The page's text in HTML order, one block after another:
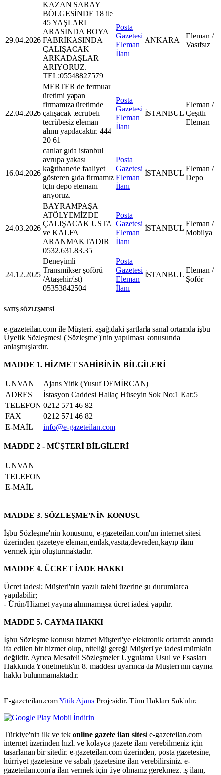
29.04.2026
KAZAN SARAY
BÖLGESİNDE 18 ile
45 YAŞLARI
ARASINDA BOYA
FABRİKASINDA
ÇALIŞACAK
ARKADAŞLAR
ARIYORUZ.
TEL:05548827579
Posta
Gazetesi
Eleman
İlanı
ANKARA
Eleman /
Vasıfsız
22.04.2026
MERTER de fermuar
üretimi yapan
firmamıza üretimde
çalışacak tecrübeli
tecrübesiz eleman
alımı yapılacaktır. 444
20 61
Posta
Gazetesi
Eleman
İlanı
İSTANBUL
Eleman /
Çeşitli
Eleman
16.04.2026
canlar gıda istanbul
avrupa yakası
kağıthanede faaliyet
gösteren gıda firmamız
için depo elemanı
arıyoruz.
Posta
Gazetesi
Eleman
İlanı
İSTANBUL
Eleman /
Depo
24.03.2026
BAYRAMPAŞA
ATÖLYEMİZDE
ÇALIŞACAK USTA
ve KALFA
ARANMAKTADIR.
0532.631.83.35
Posta
Gazetesi
Eleman
İlanı
İSTANBUL
Eleman /
Mobilya
24.12.2025
Deneyimli
Transmikser şoförü
/Ataşehir/ist)
05353842504
Posta
Gazetesi
Eleman
İlanı
İSTANBUL
Eleman /
Şoför
SATIŞ SÖZLEŞMESİ
e-gazeteilan.com ile Müşteri, aşağıdaki şartlarla sanal ortamda işbu
Üyelik Sözleşmesi ('Sözleşme')'nin yapılması konusunda
anlaşmışlardır.
MADDE 1. HİZMET SAHİBİNİN BİLGİLERİ
UNVAN
Ajans Yitik (Yusuf DEMİRCAN)
ADRES
İstasyon Caddesi Hallaç Hüseyin Sok No:1 Kat:5
TELEFON 0212 571 46 82
FAX
0212 571 46 82
E-MAİL
info@e-gazeteilan.com
MADDE 2 - MÜŞTERİ BİLGİLERİ
UNVAN
TELEFON
E-MAİL
MADDE 3. SÖZLEŞME'NİN KONUSU
İşbu Sözleşme'nin konusunu, e-gazeteilan.com'un internet sitesi
üzerinden gazeteye eleman,emlak,vasıta,devreden,kayıp ilanı
vermek için oluşturmaktadır.
MADDE 4. ÜCRET İADE HAKKI
Ücret iadesi; Müşteri'nin yazılı talebi üzerine şu durumlarda
yapılabilir;
- Ürün/Hizmet yayına alınmamışsa ücret iadesi yapılır.
MADDE 5. CAYMA HAKKI
İşbu Sözleşme konusu hizmet Müşteri'ye elektronik ortamda anında
ifa edilen bir hizmet olup, niteliği gereği Müşteri'ye iadesi mümkün
değildir. Ayrıca Mesafeli Sözleşmeler Uygulama Usul ve Esasları
Hakkında Yönetmelik'in 8. maddesi uyarınca da Müşteri'nin cayma
hakkı bulunmamaktadır.
E-gazeteilan.comYitik Ajans Projesidir. Tüm Hakları Saklıdır.
Türkiye'nin ilk ve tek online gazete ilan sitesi e-gazeteilan.com
internet üzerinden hızlı ve kolayca gazete ilanı verebilmeniz için
tasarlanan bir sitedir. e-gazeteilan.com üzerinden, posta gazetesine,
hürriyet gazetesine ve sabah gazetesine ilan verebilirsiniz. e-
gazeteilan.com'a ilan vermek için üye olmanız gerekmez. iş ilanı,